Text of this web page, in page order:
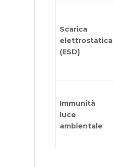
Scarica
elettrostatica
(ESD)
Immunità
luce
ambientale